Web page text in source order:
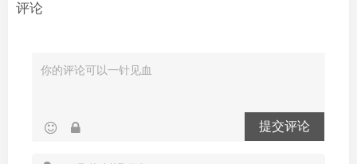
评论
提交评论